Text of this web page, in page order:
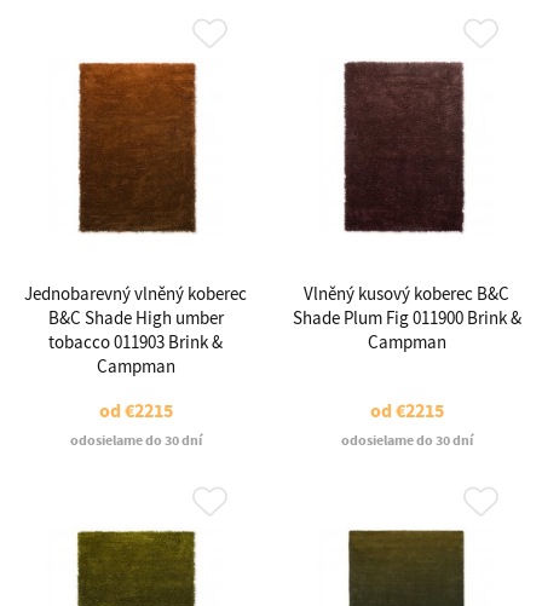
Jednobarevný vlněný koberec
B&C Shade High umber
tobacco 011903 Brink &
Campman
od€2215
odosielame do 30 dní
Vlněný kusový koberec B&C
Shade Plum Fig 011900 Brink &
Campman
od€2215
odosielame do 30 dní